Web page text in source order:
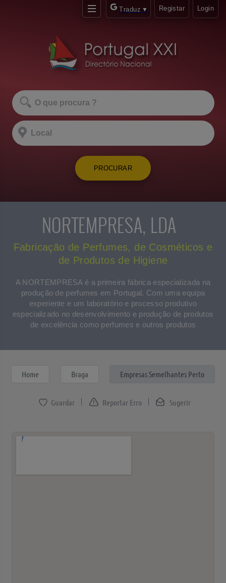
Traduz ▼ Registar Login
PROCURAR
NORTEMPRESA, LDA
Fabricação de Perfumes, de Cosméticos e
de Produtos de Higiene
A NORTEMPRESA é a primeira fábrica especializada na
produção de perfumes em Portugal. Com uma equipa
experiente e um laboratório e processo produtivo
especializado no desenvolvimento e produção de produtos
de excelência como perfumes e outros produtos
Home Braga Empresas Semelhantes Perto
Sugerir
Reportar Erro